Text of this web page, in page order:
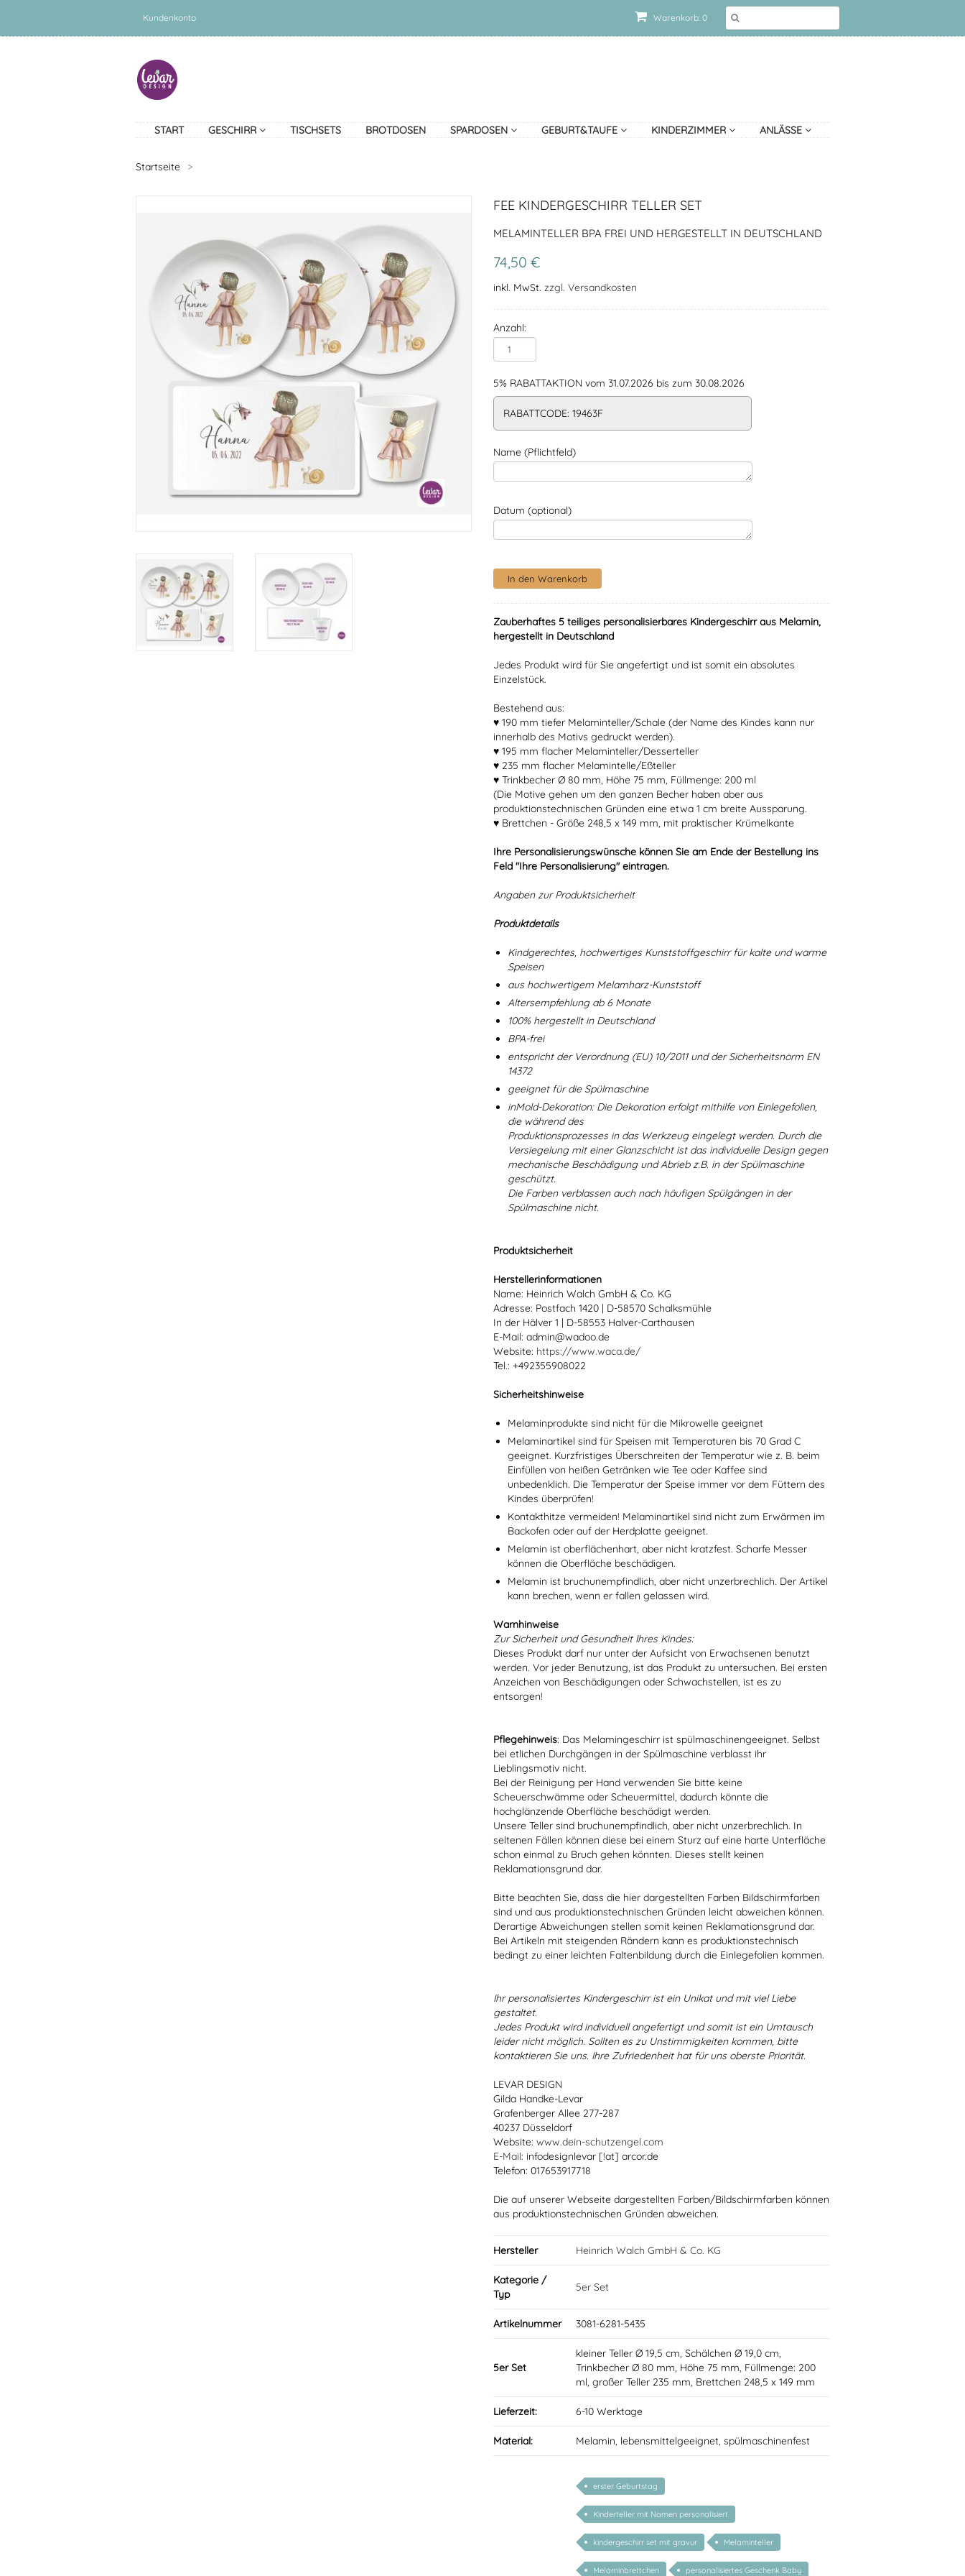
Warenkorb: 0
Kundenkonto
START GESCHIRR TISCHSETS BROTDOSEN SPARDOSEN GEBURT&TAUFE KINDERZIMMER ANLÄSSE
Startseite >
FEE KINDERGESCHIRR TELLER SET
MELAMINTELLER BPA FREI UND HERGESTELLT IN DEUTSCHLAND
74,50 €
inkl. MwSt. zzgl. Versandkosten
Anzahl:
5% RABATTAKTION vom 31.07.2026 bis zum 30.08.2026
RABATTCODE: 19463F
Name (Pflichtfeld)
Datum (optional)
Zauberhaftes 5 teiliges personalisierbares Kindergeschirr aus Melamin,
hergestellt in Deutschland
Jedes Produkt wird für Sie angefertigt und ist somit ein absolutes
Einzelstück.
Bestehend aus:
♥ 190 mm tiefer Melaminteller/Schale (der Name des Kindes kann nur
innerhalb des Motivs gedruckt werden).
♥ 195 mm flacher Melaminteller/Desserteller
♥ 235 mm flacher Melamintelle/Eßteller
♥ Trinkbecher Ø 80 mm, Höhe 75 mm, Füllmenge: 200 ml
(Die Motive gehen um den ganzen Becher haben aber aus
produktionstechnischen Gründen eine etwa 1 cm breite Aussparung.
♥ Brettchen - Größe 248,5 x 149 mm, mit praktischer Krümelkante
Ihre Personalisierungswünsche können Sie am Ende der Bestellung ins
Feld "Ihre Personalisierung" eintragen.
Angaben zur Produktsicherheit
Produktdetails
Kindgerechtes, hochwertiges Kunststoffgeschirr für kalte und warme
Speisen
aus hochwertigem Melamharz-Kunststoff
Altersempfehlung ab 6 Monate
100% hergestellt in Deutschland
BPA-frei
entspricht der Verordnung (EU) 10/2011 und der Sicherheitsnorm EN
14372
geeignet für die Spülmaschine
inMold-Dekoration: Die Dekoration erfolgt mithilfe von Einlegefolien,
die während des
Produktionsprozesses in das Werkzeug eingelegt werden. Durch die
Versiegelung mit einer Glanzschicht ist das individuelle Design gegen
mechanische Beschädigung und Abrieb z.B. in der Spülmaschine
geschützt.
Die Farben verblassen auch nach häufigen Spülgängen in der
Spülmaschine nicht.
Produktsicherheit
Herstellerinformationen
Name: Heinrich Walch GmbH & Co. KG
Adresse: Postfach 1420 | D-58570 Schalksmühle
In der Hälver 1 | D-58553 Halver-Carthausen
E-Mail: admin@wadoo.de
Website: https://www.waca.de/
Tel.: +492355908022
Sicherheitshinweise
Melaminprodukte sind nicht für die Mikrowelle geeignet
Melaminartikel sind für Speisen mit Temperaturen bis 70 Grad C
geeignet. Kurzfristiges Überschreiten der Temperatur wie z. B. beim
Einfüllen von heißen Getränken wie Tee oder Kaffee sind
unbedenklich. Die Temperatur der Speise immer vor dem Füttern des
Kindes überprüfen!
Kontakthitze vermeiden! Melaminartikel sind nicht zum Erwärmen im
Backofen oder auf der Herdplatte geeignet.
Melamin ist oberflächenhart, aber nicht kratzfest. Scharfe Messer
können die Oberfläche beschädigen.
Melamin ist bruchunempfindlich, aber nicht unzerbrechlich. Der Artikel
kann brechen, wenn er fallen gelassen wird.
Warnhinweise
Zur Sicherheit und Gesundheit Ihres Kindes:
Dieses Produkt darf nur unter der Aufsicht von Erwachsenen benutzt
werden. Vor jeder Benutzung, ist das Produkt zu untersuchen. Bei ersten
Anzeichen von Beschädigungen oder Schwachstellen, ist es zu
entsorgen!
Pflegehinweis: Das Melamingeschirr ist spülmaschinengeeignet. Selbst
bei etlichen Durchgängen in der Spülmaschine verblasst ihr
Lieblingsmotiv nicht.
Bei der Reinigung per Hand verwenden Sie bitte keine
Scheuerschwämme oder Scheuermittel, dadurch könnte die
hochglänzende Oberfläche beschädigt werden.
Unsere Teller sind bruchunempfindlich, aber nicht unzerbrechlich. In
seltenen Fällen können diese bei einem Sturz auf eine harte Unterfläche
schon einmal zu Bruch gehen könnten. Dieses stellt keinen
Reklamationsgrund dar.
Bitte beachten Sie, dass die hier dargestellten Farben Bildschirmfarben
sind und aus produktionstechnischen Gründen leicht abweichen können.
Derartige Abweichungen stellen somit keinen Reklamationsgrund dar.
Bei Artikeln mit steigenden Rändern kann es produktionstechnisch
bedingt zu einer leichten Faltenbildung durch die Einlegefolien kommen.
Ihr personalisiertes Kindergeschirr ist ein Unikat und mit viel Liebe
gestaltet.
Jedes Produkt wird individuell angefertigt und somit ist ein Umtausch
leider nicht möglich. Sollten es zu Unstimmigkeiten kommen, bitte
kontaktieren Sie uns. Ihre Zufriedenheit hat für uns oberste Priorität.
LEVAR DESIGN
Gilda Handke-Levar
Grafenberger Allee 277-287
40237 Düsseldorf
Website: www.dein-schutzengel.com
E-Mail: infodesignlevar [!at] arcor.de
Telefon: 017653917718
Die auf unserer Webseite dargestellten Farben/Bildschirmfarben können
aus produktionstechnischen Gründen abweichen.
Hersteller Heinrich Walch GmbH & Co. KG
Kategorie /
Typ
5er Set
Artikelnummer 3081-6281-5435
5er Set
kleiner Teller Ø 19,5 cm, Schälchen Ø 19,0 cm,
Trinkbecher Ø 80 mm, Höhe 75 mm, Füllmenge: 200
ml, großer Teller 235 mm, Brettchen 248,5 x 149 mm
Lieferzeit: 6-10 Werktage
Material: Melamin, lebensmittelgeeignet, spülmaschinenfest
erster Geburtstag
Kinderteller mit Namen personalisiert
kindergeschirr set mit gravur Melaminteller
Melaminbrettchen personalisiertes Geschenk Baby